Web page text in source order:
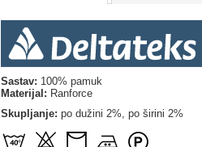
Sastav: 100% pamuk
Materijal: Ranforce
Skupljanje: po dužini 2%, po širini 2%